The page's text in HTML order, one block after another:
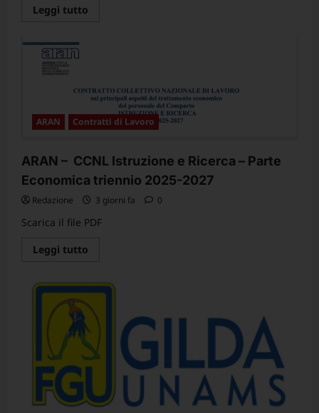
Leggi tutto
dell’incontro
tenutosi
MUR
il
us.”Condivisione
nel
merito,
ma
tempi
ancora
incerti.”
ARAN Contratti di Lavoro
ARAN – CCNL Istruzione e Ricerca – Parte
Economica triennio 2025-2027
Redazione 3 giorni fa 0
Scarica il file PDF
Leggi tutto
ARAN
CCNL
Istruzione
e
Ricerca
–
Parte
Economica
triennio
2027